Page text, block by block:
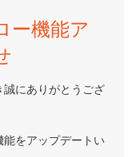
ー機能ア
誠にありがとうござ
能をアップデートい